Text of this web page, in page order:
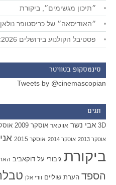
״תיכון מגשימים״, ביקורת
״האודיסאה״ של כריסטופר
פסטיבל הקולנוע בירושלים 2026: שמונה או תשע המלצות
סינמסקופ בטוויטר
Tweets by @cinemascopian
תגים
3D אבי נשר אווטאר אוסקר 2009 אוסקר
אוסקר 2013 אוסקר 2014 אוסקר 2015
ביקורת גיבורי על דוקאביב
הספד הערת שוליים וודי אלן